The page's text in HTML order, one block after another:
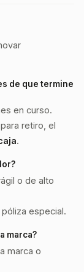
de que termine
en curso.
retiro, el
.
o de alto
especial.
marca?
marca o